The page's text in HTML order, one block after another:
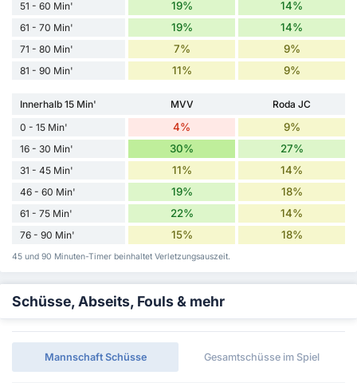
51 - 60 Min' 19% 14%
61 - 70 Min' 19% 14%
71 - 80 Min' 7% 9%
81 - 90 Min' 11% 9%
Innerhalb 15 Min' MVV
Roda JC
0 - 15 Min'
4% 9%
16 - 30 Min' 30% 27%
31 - 45 Min' 11% 14%
46 - 60 Min' 19% 18%
61 - 75 Min' 22% 14%
76 - 90 Min' 15% 18%
45 und 90 Minuten-Timer beinhaltet Verletzungsauszeit.
Schüsse, Abseits, Fouls & mehr
Mannschaft Schüsse Gesamtschüsse im Spiel